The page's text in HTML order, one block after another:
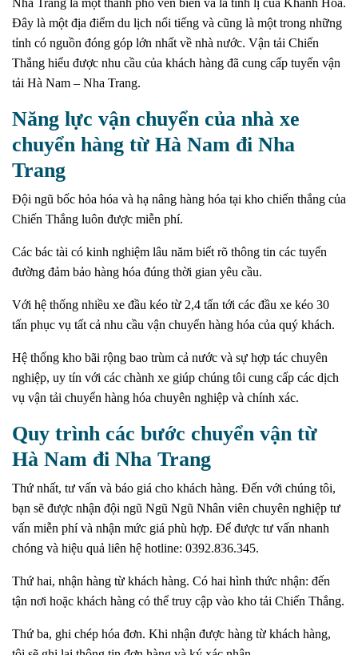
Nha Trang là một thành phố ven biển và là tỉnh lị của Khánh Hòa.
Đây là một địa điểm du lịch nổi tiếng và cũng là một trong những
tỉnh có nguồn đóng góp lớn nhất về nhà nước. Vận tải Chiến
Thắng hiểu được nhu cầu của khách hàng đã cung cấp tuyến vận
tải Hà Nam – Nha Trang.
Năng lực vận chuyển của nhà xe
chuyển hàng từ Hà Nam đi Nha
Trang
Đội ngũ bốc hỏa hóa và hạ nâng hàng hóa tại kho chiến thắng của
Chiến Thắng luôn được miễn phí.
Các bác tài có kinh nghiệm lâu năm biết rõ thông tin các tuyến
đường đảm bảo hàng hóa đúng thời gian yêu cầu.
Với hệ thống nhiều xe đầu kéo từ 2,4 tấn tới các đầu xe kéo 30
tấn phục vụ tất cả nhu cầu vận chuyển hàng hóa của quý khách.
Hệ thống kho bãi rộng bao trùm cả nước và sự hợp tác chuyên
nghiệp, uy tín với các chành xe giúp chúng tôi cung cấp các dịch
vụ vận tải chuyển hàng hóa chuyên nghiệp và chính xác.
Quy trình các bước chuyển vận từ
Hà Nam đi Nha Trang
Thứ nhất, tư vấn và báo giá cho khách hàng. Đến với chúng tôi,
bạn sẽ được nhận đội ngũ Ngũ Ngũ Nhân viên chuyên nghiệp tư
vấn miễn phí và nhận mức giá phù hợp. Để được tư vấn nhanh
chóng và hiệu quả liên hệ hotline: 0392.836.345.
Thứ hai, nhận hàng từ khách hàng. Có hai hình thức nhận: đến
tận nơi hoặc khách hàng có thể truy cập vào kho tải Chiến Thắng.
Thứ ba, ghi chép hóa đơn. Khi nhận được hàng từ khách hàng,